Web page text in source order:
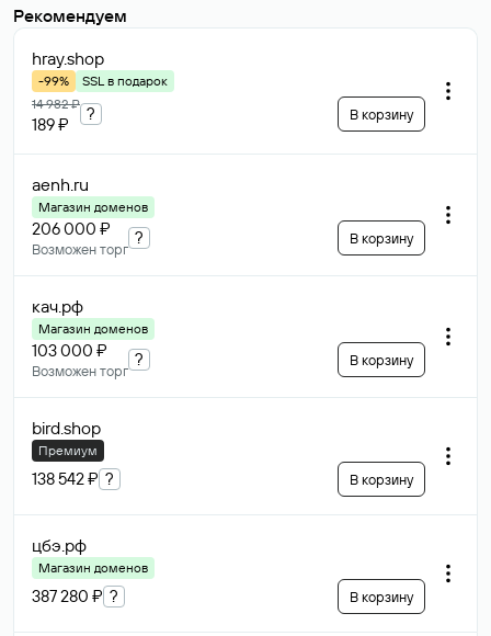
Рекомендуем
hray.shop
-99%
SSL в подарок
14 982 ₽
189 ₽
? В корзину
aenh.ru
Магазин доменов
206 000 ₽
Возможен торг
? В корзину
кач.рф
Магазин доменов
103 000 ₽
Возможен торг
? В корзину
bird.shop
Премиум
138 542 ₽ ? В корзину
цбэ.рф
Магазин доменов
387 280 ₽ ? В корзину